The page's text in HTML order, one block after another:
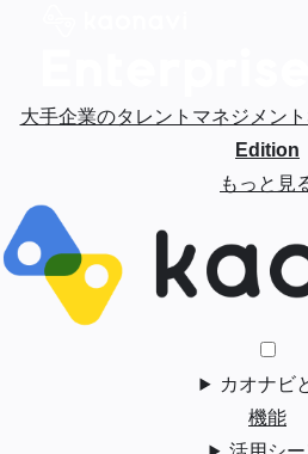
大手企業のタレントマネジメン
Edition
もっと見
カオナビ
機能